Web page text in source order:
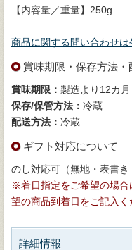
【内容量／重量】250g
商品に関する問い合わせは
賞味期限・保存方法・
賞味期限： 製造より12カ月
保存/保管方法： 冷蔵
配送方法： 冷蔵
ギフト対応について
のし対応可（無地・表書き
※着日指定をご希望の場合
望の商品到着日をご記入く
詳細情報